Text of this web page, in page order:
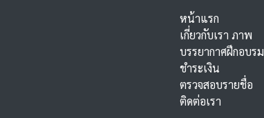
หน้าแรก
เกี่ยวกับเรา ภาพ
บรรยากาศฝึกอบรม
ชำระเงิน
ตรวจสอบรายชื่อ
ติดต่อเรา